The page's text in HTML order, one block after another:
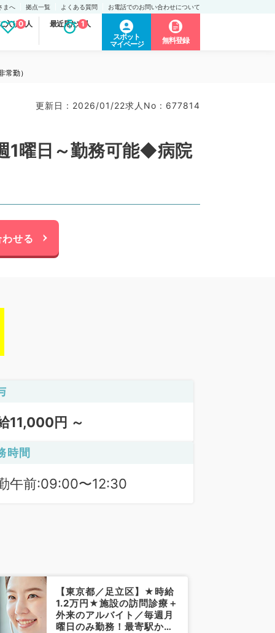
まへ 拠点一覧 よくある質問 お電話でのお問い合わせについて
入り求人
0 最近見た求人
1
スポット
マイページ
無料登録
勤）
更新日 : 2026/01/22求人No : 677814
1曜日～勤務可能◆病院
せる
11,000円 ～
時間
午前:09:00〜12:30
【東京都／足立区】★時給
1.2万円★施設の訪問診療＋
外来のアルバイト／毎週月
曜日のみ勤務！最寄駅から